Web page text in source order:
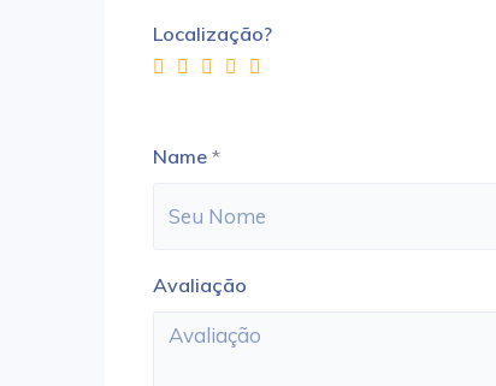
Localização?
Name *
Avaliação